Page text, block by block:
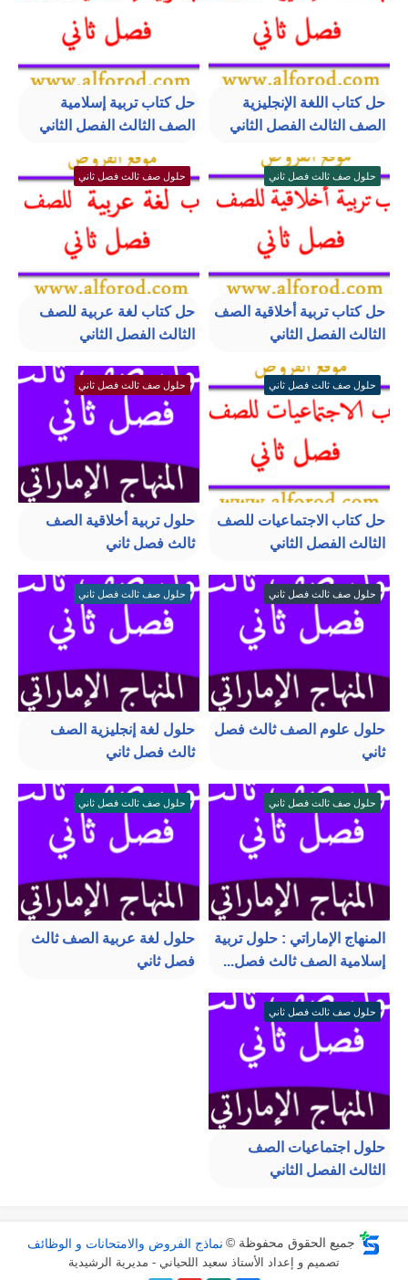
حل كتاب اللغة الإنجليزية
الصف الثالث الفصل الثاني
حل كتاب تربية إسلامية
الصف الثالث الفصل الثاني
حلول صف ثالث فصل ثاني
حل كتاب تربية أخلاقية الصف
الثالث الفصل الثاني
حلول صف ثالث فصل ثاني
حل كتاب لغة عربية للصف
الثالث الفصل الثاني
حلول صف ثالث فصل ثاني
حل كتاب الاجتماعيات للصف
الثالث الفصل الثاني
حلول صف ثالث فصل ثاني
حلول تربية أخلاقية الصف
ثالث فصل ثاني
حلول صف ثالث فصل ثاني
حلول علوم الصف ثالث فصل
ثاني
حلول صف ثالث فصل ثاني
حلول لغة إنجليزية الصف
ثالث فصل ثاني
حلول صف ثالث فصل ثاني
المنهاج الإماراتي : حلول تربية
إسلامية الصف ثالث فصل...
حلول صف ثالث فصل ثاني
حلول لغة عربية الصف ثالث
فصل ثاني
حلول صف ثالث فصل ثاني
حلول اجتماعيات الصف
الثالث الفصل الثاني
جميع الحقوق محفوظة © نماذج الفروض والامتحانات و الوظائف
تصميم و إعداد الأستاذ سعيد اللحياني - مديرية الرشيدية